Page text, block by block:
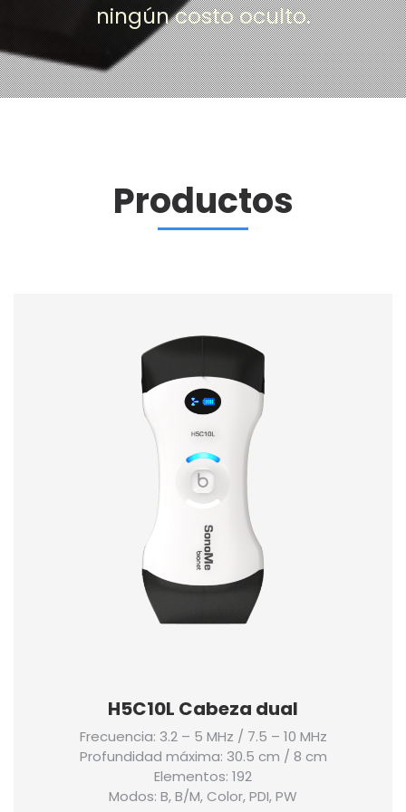
ningún costo oculto.
Productos
H5C10L Cabeza dual
Frecuencia: 3.2 – 5 MHz / 7.5 – 10 MHz
Profundidad máxima: 30.5 cm / 8 cm
Elementos: 192
Modos: B, B/M, Color, PDI, PW